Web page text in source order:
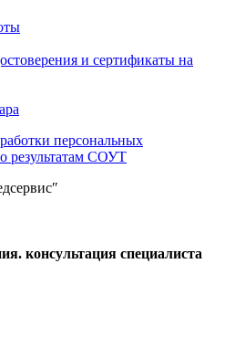
и сертификаты на
персональных
результатам СОУТ
консультация специалиста